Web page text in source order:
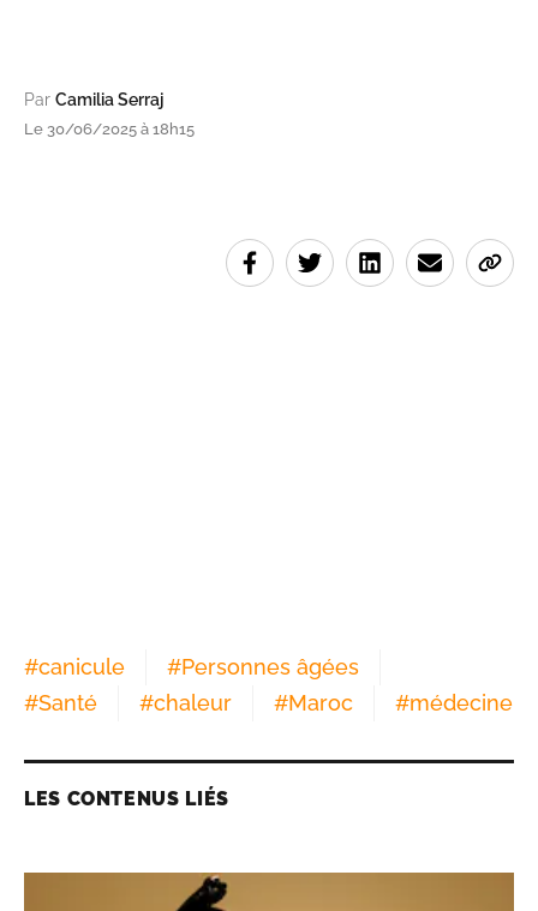
Par Camilia Serraj
Le 30/06/2025 à 18h15
#canicule #Personnes âgées
#Santé #chaleur #Maroc #médecine
LES CONTENUS LIÉS